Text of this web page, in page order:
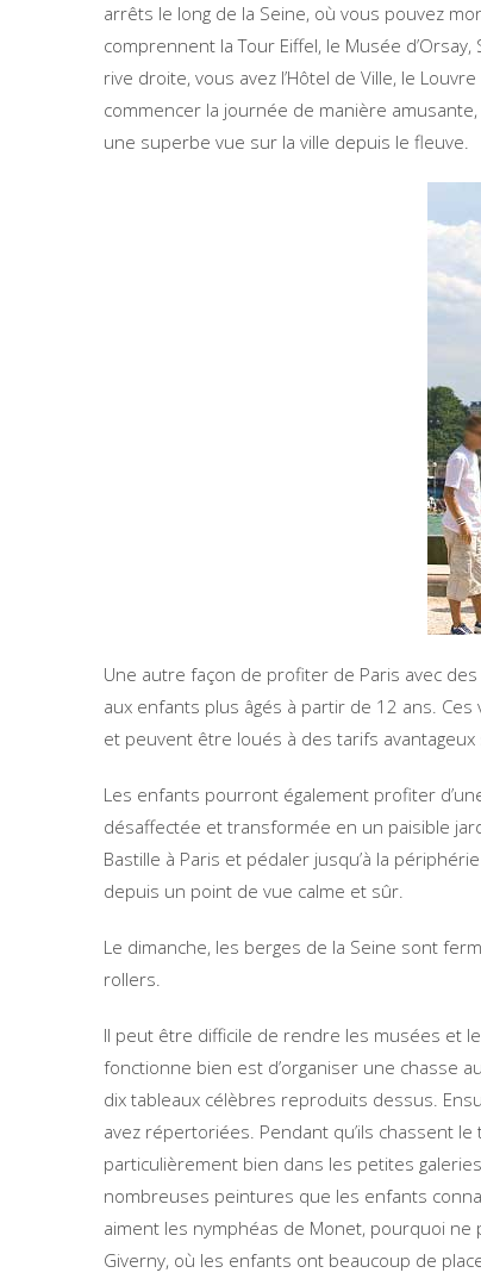
arrêts le long de la Seine, où vous pouvez
comprennent la Tour Eiffel, le Musée
rive droite, vous avez l’Hôtel de Ville, le
commencer la journée de manière
une superbe vue sur la ville depuis le fleuve.
Une autre façon de profiter de Paris avec
aux enfants plus âgés à partir de 12 ans.
et peuvent être loués à des tarifs
Les enfants pourront également profiter
désaffectée et transformée en un paisible
Bastille à Paris et pédaler jusqu’à la
depuis un point de vue calme et sûr.
Le dimanche, les berges de la Seine sont
rollers.
Il peut être difficile de rendre les musées et
fonctionne bien est d’organiser une chasse
dix tableaux célèbres reproduits dessus.
avez répertoriées. Pendant qu’ils chassent
particulièrement bien dans les petites
nombreuses peintures que les enfants
aiment les nymphéas de Monet, pourquoi
Giverny, où les enfants ont beaucoup de